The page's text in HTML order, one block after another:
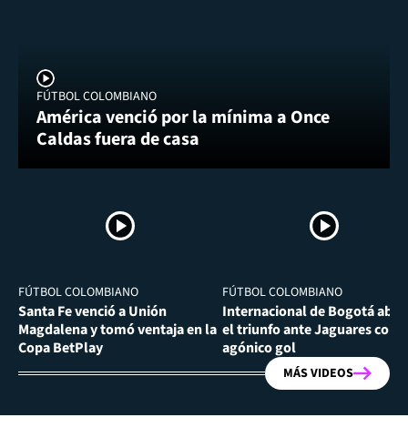
FÚTBOL COLOMBIANO
América venció por la mínima a Once
Caldas fuera de casa
FÚTBOL COLOMBIANO
Santa Fe venció a Unión
Magdalena y tomó ventaja en la
Copa BetPlay
FÚTBOL COLOMBIANO
Internacional de Bogotá
el triunfo ante Jaguares con
agónico gol
MÁS VIDEOS